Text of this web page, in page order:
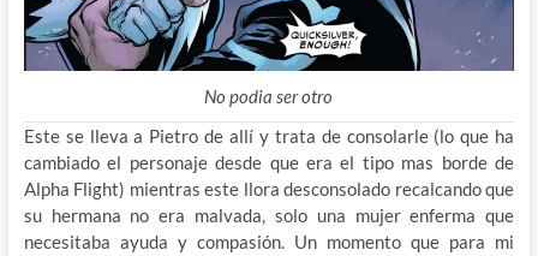
No podia ser otro
Este se lleva a Pietro de allí y trata de consolarle (lo que ha
cambiado el personaje desde que era el tipo mas borde de
Alpha Flight) mientras este llora desconsolado recalcando que
su hermana no era malvada, solo una mujer enferma que
necesitaba ayuda y compasión. Un momento que para mi